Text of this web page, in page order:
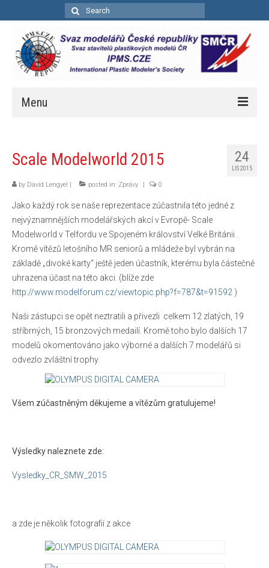
Search
Menu
Aktuality
Soutěže
Kalendář soutěží
Pravidla bodovacích soutěží
Bodovací pravidla – zkrácená
Pravidla porovnávacích soutěží
O nás
Základní informace
Jak se stát členem IPMS CZE
Ke stažení
Kontakty
24
LIS 2015
Scale Modelworld 2015
by David Lengyel | posted in: Zprávy | 0
Jako každý rok se naše reprezentace zúčastnila této jedné z
nejvýznamnějších modelářských akcí v Evropě- Scale
Modelworld v Telfordu ve Spojeném království Velké Británii .
Kromě vítězů letošního MR seniorů a mládeže byl vybrán na
základě „divoké karty“ ještě jeden účastník, kterému byla částečně
uhrazena účast na této akci. (blíže zde
http://www.modelforum.cz/viewtopic.php?f=787&t=91592 )
Naši zástupci se opět neztratili a přivezli celkem 12 zlatých, 19
stříbrných, 15 bronzových medailí. Kromě toho bylo dalších 17
modelů okomentováno jako výborné a dalších 7 modelářů si
odvezlo zvláštní trophy.
Všem zúčastněným děkujeme a vítězům gratulujeme!
Výsledky naleznete zde:
Vysledky_CR_SMW_2015
a zde je několik fotografií z akce